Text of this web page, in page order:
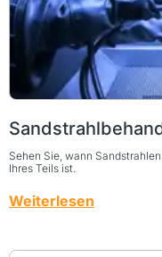
Sehen Sie, wann
Ihres Teils ist.
Weiterlesen